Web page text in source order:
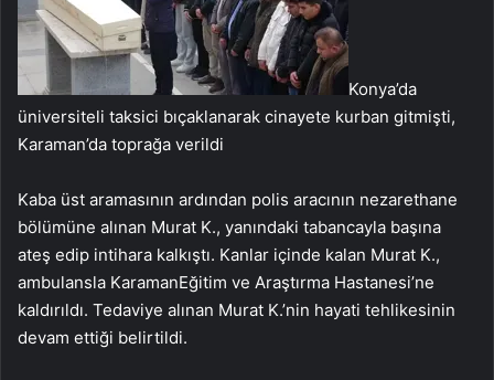
Konya’da
üniversiteli taksici bıçaklanarak cinayete kurban gitmişti,
Karaman’da toprağa verildi
Kaba üst aramasının ardından polis aracının nezarethane
bölümüne alınan Murat K., yanındaki tabancayla başına
ateş edip intihara kalkıştı. Kanlar içinde kalan Murat K.,
ambulansla KaramanEğitim ve Araştırma Hastanesi’ne
kaldırıldı. Tedaviye alınan Murat K.’nin hayati tehlikesinin
devam ettiği belirtildi.